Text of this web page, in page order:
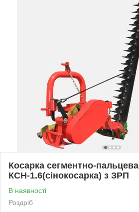
Косарка сегментно-пальцева
КСН-1.6(сінокосарка) з ЗРП
В наявності
Роздріб